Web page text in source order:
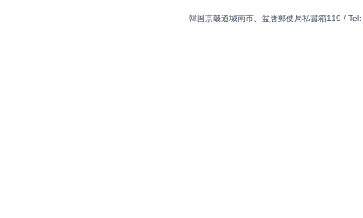
韓国京畿道城南市、盆唐郵便局私書箱119 /